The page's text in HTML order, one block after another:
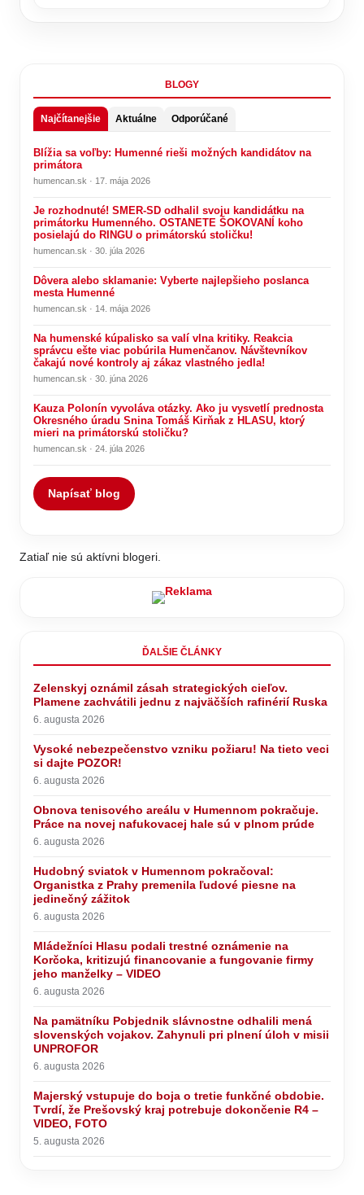
BLOGY
Najčítanejšie Aktuálne Odporúčané
Blížia sa voľby: Humenné rieši možných kandidátov na
primátora
humencan.sk · 17. mája 2026
Je rozhodnuté! SMER-SD odhalil svoju kandidátku na
primátorku Humenného. OSTANETE ŠOKOVANÍ koho
posielajú do RINGU o primátorskú stoličku!
humencan.sk · 30. júla 2026
Dôvera alebo sklamanie: Vyberte najlepšieho poslanca
mesta Humenné
humencan.sk · 14. mája 2026
Na humenské kúpalisko sa valí vlna kritiky. Reakcia
správcu ešte viac pobúrila Humenčanov. Návštevníkov
čakajú nové kontroly aj zákaz vlastného jedla!
humencan.sk · 30. júna 2026
Kauza Polonín vyvoláva otázky. Ako ju vysvetlí prednosta
Okresného úradu Snina Tomáš Kirňak z HLASU, ktorý
mieri na primátorskú stoličku?
humencan.sk · 24. júla 2026
Napísať blog
Zatiaľ nie sú aktívni blogeri.
ĎALŠIE ČLÁNKY
Zelenskyj oznámil zásah strategických cieľov.
Plamene zachvátili jednu z najväčších rafinérií Ruska
6. augusta 2026
Vysoké nebezpečenstvo vzniku požiaru! Na tieto veci
si dajte POZOR!
6. augusta 2026
Obnova tenisového areálu v Humennom pokračuje.
Práce na novej nafukovacej hale sú v plnom prúde
6. augusta 2026
Hudobný sviatok v Humennom pokračoval:
Organistka z Prahy premenila ľudové piesne na
jedinečný zážitok
6. augusta 2026
Mládežníci Hlasu podali trestné oznámenie na
Korčoka, kritizujú financovanie a fungovanie firmy
jeho manželky – VIDEO
6. augusta 2026
Na pamätníku Pobjednik slávnostne odhalili mená
slovenských vojakov. Zahynuli pri plnení úloh v misii
UNPROFOR
6. augusta 2026
Majerský vstupuje do boja o tretie funkčné obdobie.
Tvrdí, že Prešovský kraj potrebuje dokončenie R4 –
VIDEO, FOTO
5. augusta 2026